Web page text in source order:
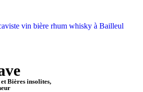
Bières insolites,